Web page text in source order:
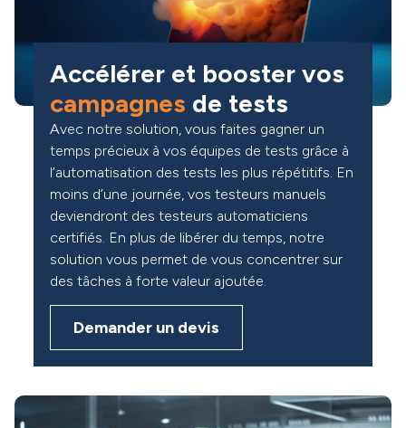
Accélérer et booster vos
campagnes de tests
Avec notre solution, vous faites gagner un
temps précieux à vos équipes de tests grâce à
l’automatisation des tests les plus répétitifs. En
moins d’une journée, vos testeurs manuels
deviendront des testeurs automaticiens
certifiés. En plus de libérer du temps, notre
solution vous permet de vous concentrer sur
des tâches à forte valeur ajoutée.
Demander un devis